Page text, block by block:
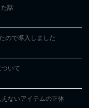
話
ので導入しました
いて
ないアイテムの正体